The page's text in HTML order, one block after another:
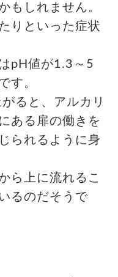
もしれません。
りといった症状
pH値が1.3～5
す。
ると、アルカリ
ある扉の働きを
られるように身
ら上に流れるこ
るのだそうで